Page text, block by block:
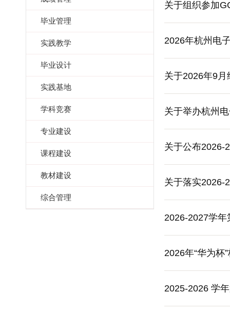
毕业管理
实践教学
毕业设计
实践基地
学科竞赛
专业建设
课程建设
教材建设
综合管理
关于组织参加
2026年杭州电
关于2026年9
关于举办杭州
竞赛的通知
关于公布2026-
关于落实2026-
2026-2027学
2026年“华为杯
2025-2026 学